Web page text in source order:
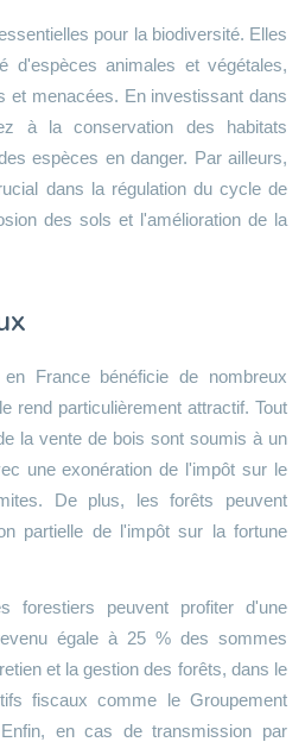
pour la biodiversité. Elles
d'espèces animales et végétales,
et menacées. En investissant dans
à la conservation des habitats
espèces en danger. Par ailleurs,
dans la régulation du cycle de
des sols et l'amélioration de la
France bénéficie de nombreux
rend particulièrement attractif. Tout
la vente de bois sont soumis à un
une exonération de l'impôt sur le
De plus, les forêts peuvent
partielle de l'impôt sur la fortune
forestiers peuvent profiter d'une
égale à 25 % des sommes
et la gestion des forêts, dans le
fiscaux comme le Groupement
en cas de transmission par